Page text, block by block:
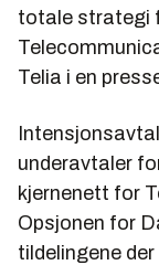
totale strategi
Telia i en
underavtaler
kjernenett for
Opsjonen for
tildelingene